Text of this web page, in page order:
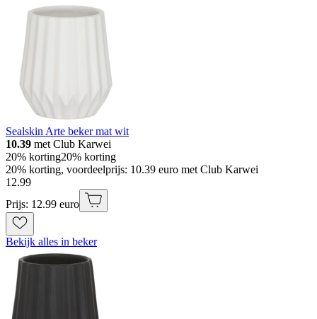
Sealskin Arte beker mat wit
10.39 met Club Karwei
20% korting20% korting
20% korting, voordeelprijs: 10.39 euro met Club Karwei
12.99
Prijs: 12.99 euro
Bekijk alles in beker